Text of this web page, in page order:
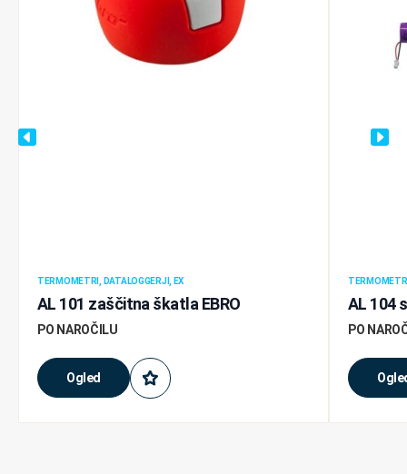
TERMOMETRI, DATALOGGERJI, EX
AL 101 zaščitna škatla EBRO
Ogled
PO NAROČILU
AL 104
PO